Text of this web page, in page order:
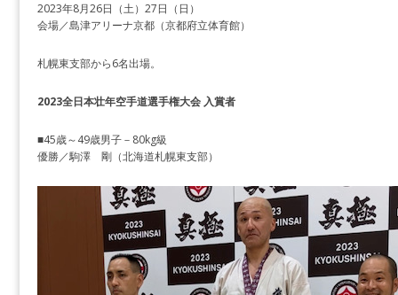
2023年8月26日（土）27日（日）
会場／島津アリーナ京都（京都府立体育館）
札幌東支部から6名出場。
2023全日本壮年空手道選手権大会 入賞者
■45歳～49歳男子－80kg級
優勝／駒澤 剛（北海道札幌東支部）